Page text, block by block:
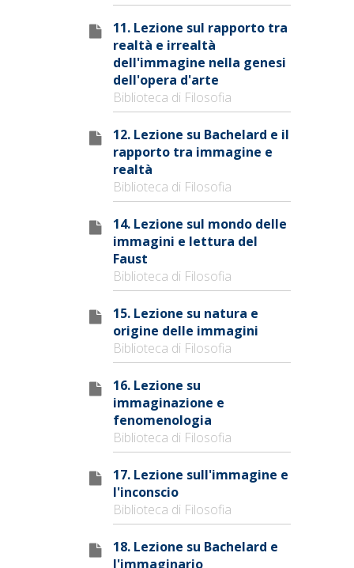
11. Lezione sul rapporto tra
realtà e irrealtà
dell'immagine nella genesi
dell'opera d'arte
Biblioteca di Filosofia
12. Lezione su Bachelard e il
rapporto tra immagine e
realtà
Biblioteca di Filosofia
14. Lezione sul mondo delle
immagini e lettura del
Faust
Biblioteca di Filosofia
15. Lezione su natura e
origine delle immagini
Biblioteca di Filosofia
16. Lezione su
immaginazione e
fenomenologia
Biblioteca di Filosofia
17. Lezione sull'immagine e
l'inconscio
Biblioteca di Filosofia
18. Lezione su Bachelard e
l'immaginario